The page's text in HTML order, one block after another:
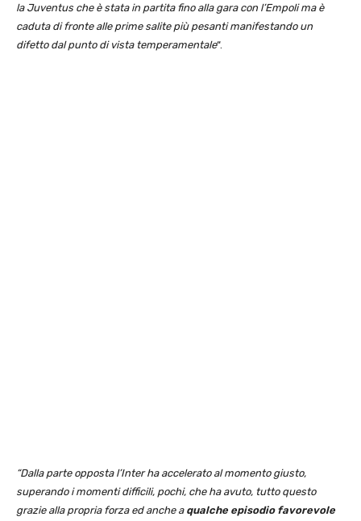
la Juventus che è stata in partita fino alla gara con l’Empoli ma è
caduta di fronte alle prime salite più pesanti manifestando un
difetto dal punto di vista temperamentale“.
“Dalla parte opposta l’Inter ha accelerato al momento giusto,
superando i momenti difficili, pochi, che ha avuto, tutto questo
grazie alla propria forza ed anche a qualche episodio favorevole